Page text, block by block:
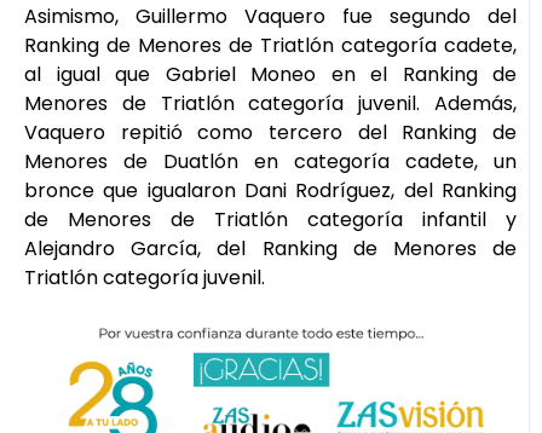
Asimismo, Guillermo Vaquero fue segundo del
Ranking de Menores de Triatlón categoría cadete,
al igual que Gabriel Moneo en el Ranking de
Menores de Triatlón categoría juvenil. Además,
Vaquero repitió como tercero del Ranking de
Menores de Duatlón en categoría cadete, un
bronce que igualaron Dani Rodríguez, del Ranking
de Menores de Triatlón categoría infantil y
Alejandro García, del Ranking de Menores de
Triatlón categoría juvenil.